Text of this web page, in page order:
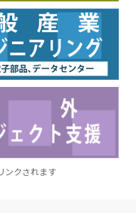
ンクされます